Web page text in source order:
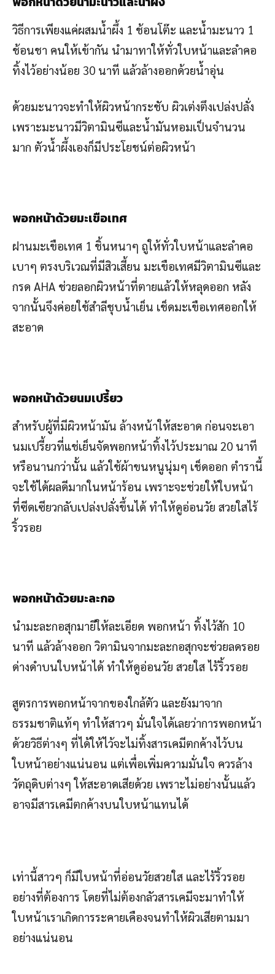
วิธีการเพียงแค่ผสมน้ำผึ้ง 1 ช้อนโต๊ะ และน้ำมะนาว 1
ช้อนชา คนให้เข้ากัน นำมาทาให้ทั่วใบหน้าและลำคอ
ทิ้งไว้อย่างน้อย 30 นาที แล้วล้างออกด้วยน้ำอุ่น
ด้วยมะนาวจะทำให้ผิวหน้ากระชับ ผิวเต่งตึงเปล่งปลั่ง
เพราะมะนาวมีวิตามินซีและน้ำมันหอมเป็นจำนวน
มาก ตัวน้ำผึ้งเองก็มีประโยชน์ต่อผิวหน้า
พอกหน้าด้วยมะเขือเทศ
ฝานมะเขือเทศ 1 ชิ้นหนาๆ ถูให้ทั่วใบหน้าและลำคอ
เบาๆ ตรงบริเวณที่มีสิวเสี้ยน มะเขือเทศมีวิตามินซีและ
กรด AHA ช่วยลอกผิวหน้าที่ตายแล้วให้หลุดออก หลัง
จากนั้นจึงค่อยใช้สำลีชุบน้ำเย็น เช็ดมะเขือเทศออกให้
สะอาด
พอกหน้าด้วยนมเปรี้ยว
สำหรับผู้ที่มีผิวหน้ามัน ล้างหน้าให้สะอาด ก่อนจะเอา
นมเปรี้ยวที่แช่เย็นจัดพอกหน้าทิ้งไว้ประมาณ 20 นาที
หรือนานกว่านั้น แล้วใช้ผ้าขนหนูนุ่มๆ เช็ดออก ตำรานี้
จะใช้ได้ผลดีมากในหน้าร้อน เพราะจะช่วยให้ใบหน้า
ที่ซีดเซียวกลับเปล่งปลั่งขึ้นได้ ทำให้ดูอ่อนวัย สวยใสไร้
ริ้วรอย
พอกหน้าด้วยมะละกอ
นำมะละกอสุกมายีให้ละเอียด พอกหน้า ทิ้งไว้สัก 10
นาที แล้วล้างออก วิตามินจากมะละกอสุกจะช่วยลดรอย
ด่างดำบนใบหน้าได้ ทำให้ดูอ่อนวัย สวยใส ไร้ริ้วรอย
สูตรการพอกหน้าจากของใกล้ตัว และยังมาจาก
ธรรมชาติแท้ๆ ทำให้สาวๆ มั่นใจได้เลยว่าการพอกหน้า
ด้วยวิธีต่างๆ ที่ได้ให้ไว้จะไม่ทิ้งสารเคมีตกค้างไว้บน
ใบหน้าอย่างแน่นอน แต่เพื่อเพิ่มความมั่นใจ ควรล้าง
วัตถุดิบต่างๆ ให้สะอาดเสียด้วย เพราะไม่อย่างนั้นแล้ว
อาจมีสารเคมีตกค้างบนใบหน้าแทนได้
เท่านี้สาวๆ ก็มีใบหน้าที่อ่อนวัยสวยใส และไร้ริ้วรอย
อย่างที่ต้องการ โดยที่ไม่ต้องกลัวสารเคมีจะมาทำให้
ใบหน้าเราเกิดการระคายเคืองจนทำให้ผิวเสียตามมา
อย่างแน่นอน